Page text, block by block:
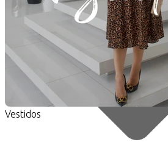
Vestidos